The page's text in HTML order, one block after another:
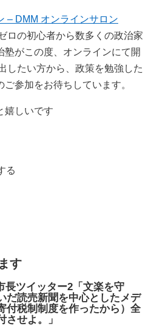
– DMM オンラインサロン
ロの初心者から数多くの政治家
塾がこの度、オンラインにて開
したい方から、政策を勉強した
参加をお待ちしています。
嬉しいです
る
す
長ツイッター2「文楽を守
だ読売新聞を中心としたメデ
付税制制度を作ったから）全
させよ。」